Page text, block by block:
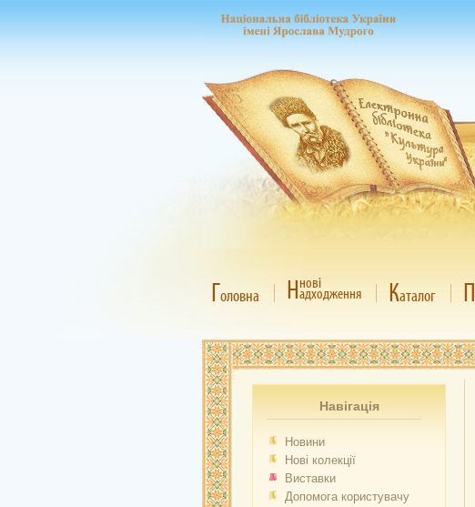
Головна Ннові
адходження Каталог П
Навігація
Новини
Нові колекції
Виставки
Допомога користувачу